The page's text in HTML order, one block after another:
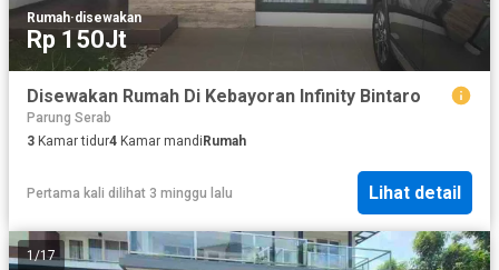
Rumah·disewakan
Rp 150Jt
Disewakan Rumah Di Kebayoran Infinity Bintaro
Parung Serab
3 Kamar tidur4 Kamar mandiRumah
Pertama kali dilihat 3 minggu lalu Lihat detail
1 /17